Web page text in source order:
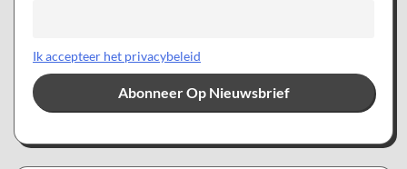
Ik accepteer het privacybeleid